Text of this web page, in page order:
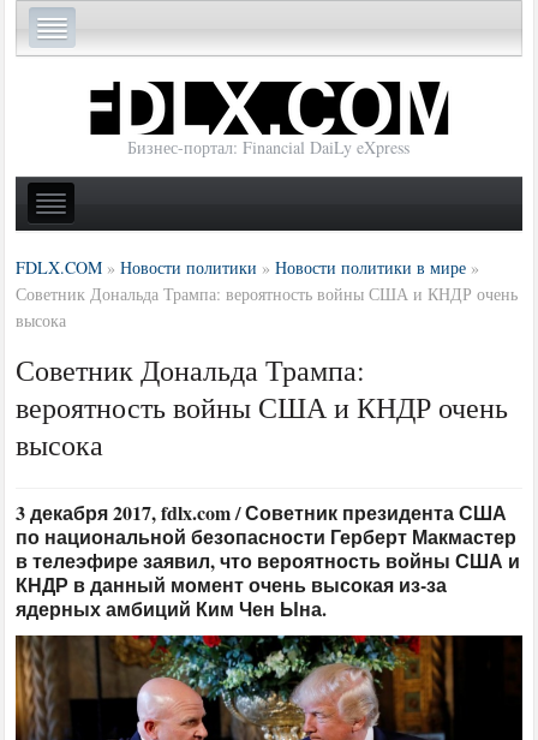
Бизнес-портал: Financial DaiLy eXpress
FDLX.COM »Новости политики »Новости политики в мире »
Советник Дональда Трампа: вероятность войны США и КНДР очень
высока
Советник Дональда Трампа:
вероятность войны США и КНДР очень
высока
3 декабря 2017, fdlx.com / Советник президента США
по национальной безопасности Герберт Макмастер
в телеэфире заявил, что вероятность войны США и
КНДР в данный момент очень высокая из-за
ядерных амбиций Ким Чен Ына.